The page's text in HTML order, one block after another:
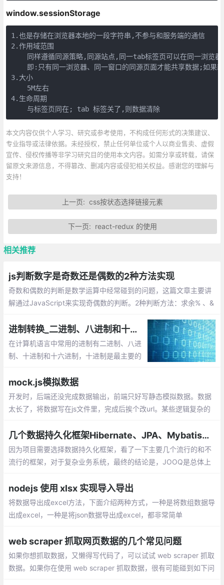
window.sessionStorage
1.也是存储在浏览器本地的一段字符串,不参与和服务端的通信
2.作用域范围
同样遵循同源策略,同源站点,同一tab标签页可以在同一浏览器
即:只有同一浏览器、同一窗口的同源页面才能共享数据;如果
3.大小
    5M左右
4.生命周期
    与标签页同在; tab 标签关了,则数据清除
本文内容仅供个人学习、研究或参考使用，不构成任何形式的决策建议、
专业指导或法律依据。未经授权，禁止任何单位或个人以商业售卖、虚假
宣传、侵权传播等非学习研究目的使用本文内容。如需分享或转载，请保
留原文来源信息，不得篡改、删减内容或侵犯相关权益。感谢您的理解与
支持！
上一页: css按状态选择链接元素
下一页: react-redux 的使用
相关推荐
js判断数字是奇数还是偶数的2种方法实现
奇数和偶数的判断是数学运算中经常碰到的问题，这篇文章主要讲
解通过JavaScript来实现奇偶数的判断。2种判断方法：求余% 、&
进制转换_二进制、八进制和十六进制数之间的转换
在计算机语言中常用的进制有二进制、八进
制、十进制和十六进制，十进制是最主要的
基数和运算规则。
mock.js模拟数据
开发时，后端还没完成数据输出，前端只好写静态模拟数据。数据
太长了，将数据写在js文件里，完成后挨个改url。某些逻辑复杂的
数据，要么编写更多代码，要么手动修改模拟数据
几个数据持久化框架Hibernate、JPA、Mybatis、JOOQ和JDBC Template的比较
因为项目需要选择数据持久化框架，看了一下主要几个流行的和不
流行的框架，对于复杂业务系统，最终的结论是，JOOQ是总体上
nodejs 使用 xlsx 实现导入导出
将数据导出成excel方法，下面介绍两种方式，一种是将数组数据导
出成excel，一种是将json数据导出成excel，都非常简单
web scraper 抓取网页数据的几个常见问题
如果你想抓取数据，又懒得写代码了，可以试试 web scraper 抓取
数据。如果你在使用 web scraper 抓取数据，很有可能碰到如下问